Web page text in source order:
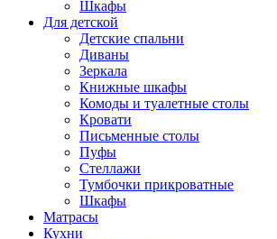
Шкафы
Для детской
Детские спальни
Диваны
Зеркала
Книжные шкафы
Комоды и туалетные столы
Кровати
Письменные столы
Пуфы
Стеллажи
Тумбочки прикроватные
Шкафы
Матрасы
Кухни